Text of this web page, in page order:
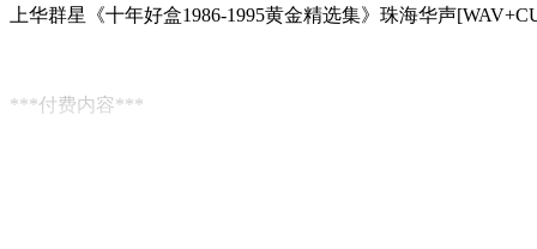
上华群星《十年好盒1986-1995黄金精选集》珠海华声
***付费内容***